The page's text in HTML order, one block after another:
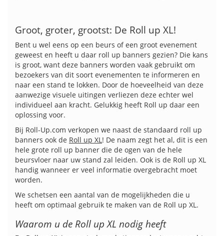
Groot, groter, grootst: De Roll up XL!
Bent u wel eens op een beurs of een groot evenement
geweest en heeft u daar roll up banners gezien? Die kans
is groot, want deze banners worden vaak gebruikt om
bezoekers van dit soort evenementen te informeren en
naar een stand te lokken. Door de hoeveelheid van deze
aanwezige visuele uitingen verliezen deze echter wel
individueel aan kracht. Gelukkig heeft Roll up daar een
oplossing voor.
Bij Roll-Up.com verkopen we naast de standaard roll up
banners ook de Roll up XL! De naam zegt het al, dit is een
hele grote roll up banner die de ogen van de hele
beursvloer naar uw stand zal leiden. Ook is de Roll up XL
handig wanneer er veel informatie overgebracht moet
worden.
We schetsen een aantal van de mogelijkheden die u
heeft om optimaal gebruik te maken van de Roll up XL.
Waarom u de Roll up XL nodig heeft